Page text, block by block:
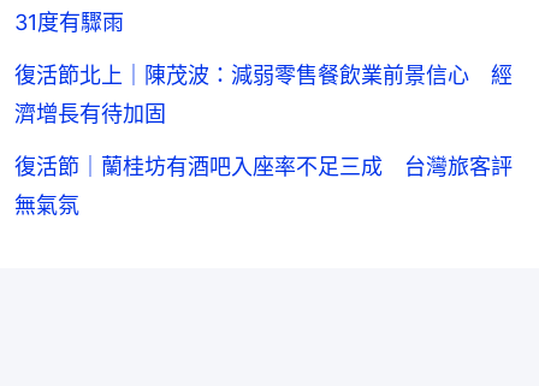
31度有驟雨
復活節北上｜陳茂波：減弱零售餐飲業前景信心 經
濟增長有待加固
復活節｜蘭桂坊有酒吧入座率不足三成 台灣旅客評
無氣氛